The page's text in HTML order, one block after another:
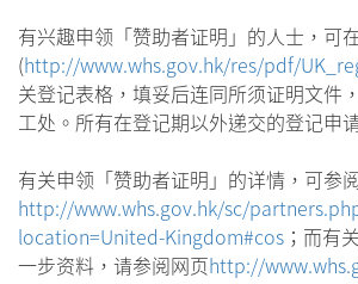
有兴趣申领「赞助者证明」的人士，可
(http://www.whs.gov.hk/res/pdf/
关登记表格，填妥后连同所须证明文件
工处。所有在登记期以外递交的登记申
有关申领「赞助者证明」的详情，可参
http://www.whs.gov.hk/sc/
location=United-Kingdom#cos ；而有
一步资料，请参阅网页http://